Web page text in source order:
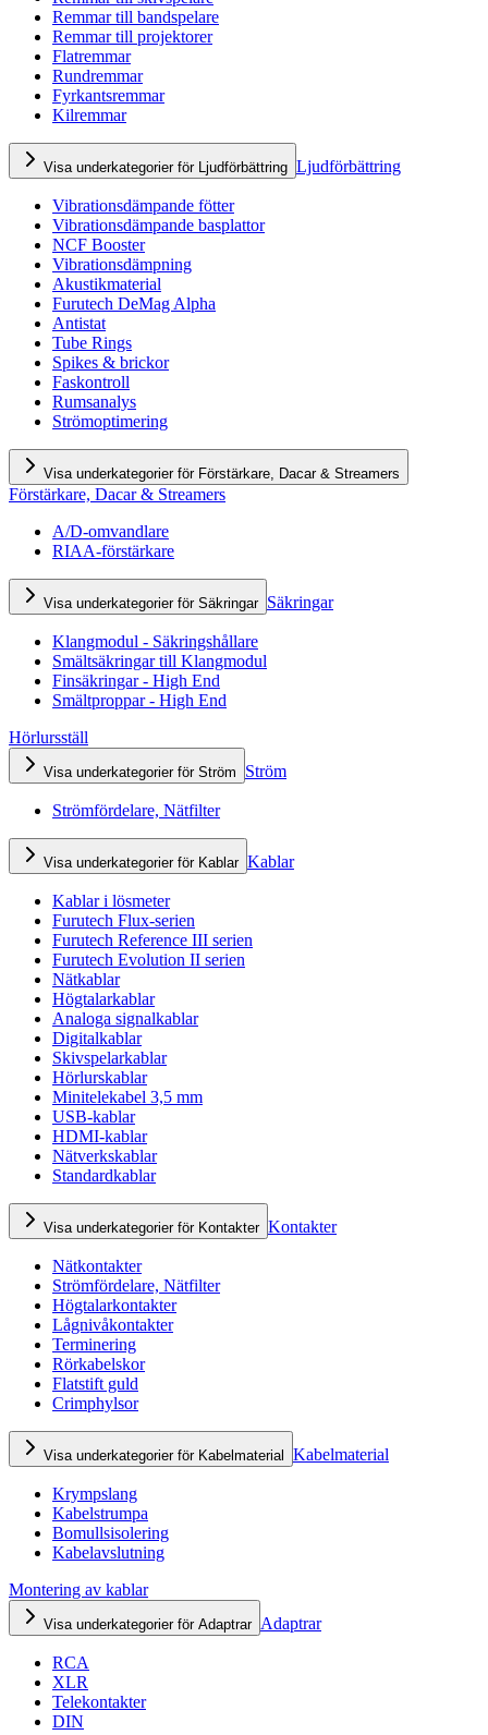
Remmar till bandspelare
Remmar till projektorer
Flatremmar
Rundremmar
Fyrkantsremmar
Kilremmar
Visa underkategorier för Ljudförbättring Ljudförbättring
Vibrationsdämpande fötter
Vibrationsdämpande basplattor
NCF Booster
Vibrationsdämpning
Akustikmaterial
Furutech DeMag Alpha
Antistat
Tube Rings
Spikes & brickor
Faskontroll
Rumsanalys
Strömoptimering
Visa underkategorier för Förstärkare, Dacar & Streamers
Förstärkare, Dacar & Streamers
A/D-omvandlare
RIAA-förstärkare
Visa underkategorier för Säkringar Säkringar
Klangmodul - Säkringshållare
Smältsäkringar till Klangmodul
Finsäkringar - High End
Smältproppar - High End
Hörlursställ
Visa underkategorier för Ström Ström
Strömfördelare, Nätfilter
Visa underkategorier för Kablar Kablar
Kablar i lösmeter
Furutech Flux-serien
Furutech Reference III serien
Furutech Evolution II serien
Nätkablar
Högtalarkablar
Analoga signalkablar
Digitalkablar
Skivspelarkablar
Hörlurskablar
Minitelekabel 3,5 mm
USB-kablar
HDMI-kablar
Nätverkskablar
Standardkablar
Visa underkategorier för Kontakter Kontakter
Nätkontakter
Strömfördelare, Nätfilter
Högtalarkontakter
Lågnivåkontakter
Terminering
Rörkabelskor
Flatstift guld
Crimphylsor
Visa underkategorier för Kabelmaterial Kabelmaterial
Krympslang
Kabelstrumpa
Bomullsisolering
Kabelavslutning
Montering av kablar
Visa underkategorier för Adaptrar Adaptrar
RCA
XLR
Telekontakter
DIN